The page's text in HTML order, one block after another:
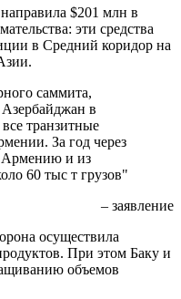
$201 млн в
эти средства
в Средний коридор на
саммита,
в
транзитные
За год через
Армению и из
60 тыс т грузов"
– заявление
осуществила
При этом Баку и
объемов